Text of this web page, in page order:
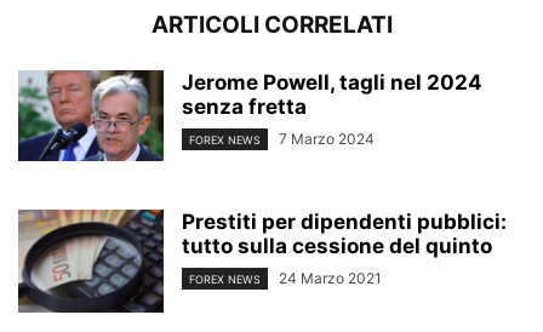
ARTICOLI CORRELATI
Jerome Powell, tagli nel 2024
senza fretta
FOREX NEWS 7 Marzo 2024
Prestiti per dipendenti pubblici:
tutto sulla cessione del quinto
FOREX NEWS 24 Marzo 2021